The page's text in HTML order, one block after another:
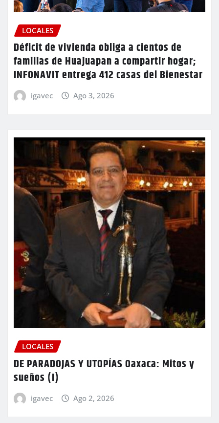
LOCALES
Déficit de vivienda obliga a cientos de
familias de Huajuapan a compartir hogar;
INFONAVIT entrega 412 casas del Bienestar
igavec Ago 3, 2026
LOCALES
DE PARADOJAS Y UTOPÍAS Oaxaca: Mitos y
sueños (I)
igavec Ago 2, 2026